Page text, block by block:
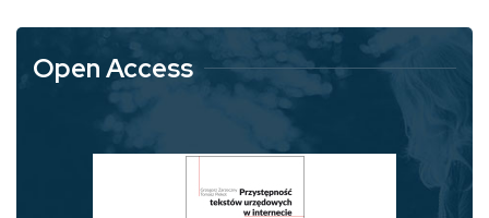
Open Access